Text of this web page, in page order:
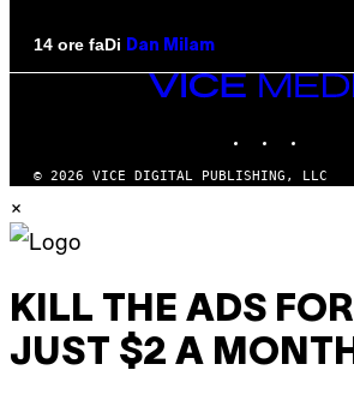
14 ore faDi Dan Milam
VICE
MEDIA
© 2026 VICE DIGITAL PUBLISHING, LLC
×
KILL THE ADS FOR
JUST $2 A MONTH